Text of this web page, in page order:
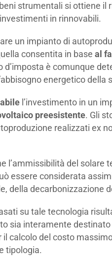
strumentali si ottiene il
in rinnovabili.
un impianto di
consentita in base al
d’imposta è comunque
energetico della
l’investimento in un
preesistente. Gli
realizzati ex
l’ammissibilità del solare
essere considerata
della decarbonizzazione
su tale tecnologia
sia interamente
il calcolo del costo
tipologia.